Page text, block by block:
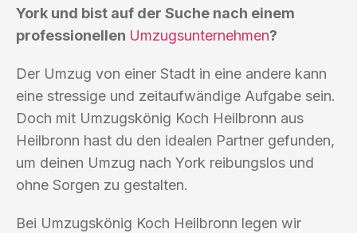
York und bist auf der Suche nach einem
professionellen Umzugsunternehmen?
Der Umzug von einer Stadt in eine andere kann
eine stressige und zeitaufwändige Aufgabe sein.
Doch mit Umzugskönig Koch Heilbronn aus
Heilbronn hast du den idealen Partner gefunden,
um deinen Umzug nach York reibungslos und
ohne Sorgen zu gestalten.
Bei Umzugskönig Koch Heilbronn legen wir